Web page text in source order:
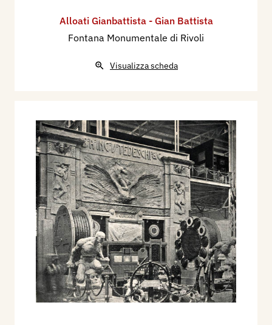
Alloati Gianbattista - Gian Battista
Fontana Monumentale di Rivoli
Visualizza scheda